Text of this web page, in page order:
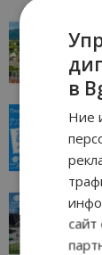
в
Ние